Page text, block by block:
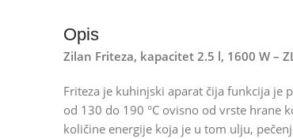
Opis
Zilan Friteza, kapacitet 2.5 l, 1600 W –
Friteza je kuhinjski aparat čija funkcija je
od 130 do 190 °C ovisno od vrste hrane
količine energije koja je u tom ulju,